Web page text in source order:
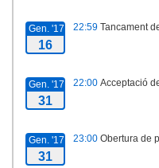
Gen. '17
16
22:59 Tancament
Gen. '17
31
22:00 Acceptació
Gen. '17
31
23:00 Obertura de